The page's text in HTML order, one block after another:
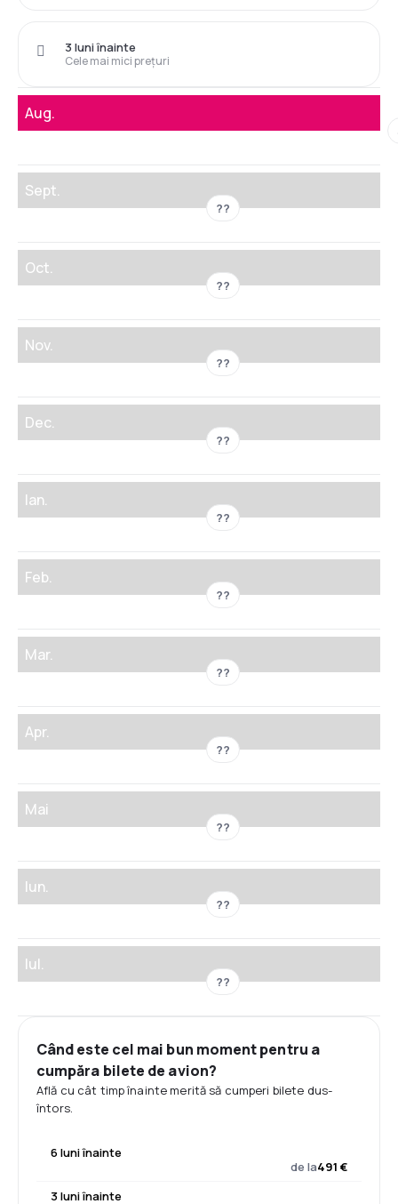
Cele mai mici prețuri
3 luni înainte
Aug.
Sept.
??
Oct.
??
Nov.
??
Dec.
??
Ian.
??
Feb.
??
Mar.
??
Apr.
??
Mai
??
Iun.
??
Iul.
??
Când este cel mai bun moment pentru a
cumpăra bilete de avion?
Află cu cât timp înainte merită să cumperi bilete dus-
întors.
6 luni înainte
de la491 €
3 luni înainte